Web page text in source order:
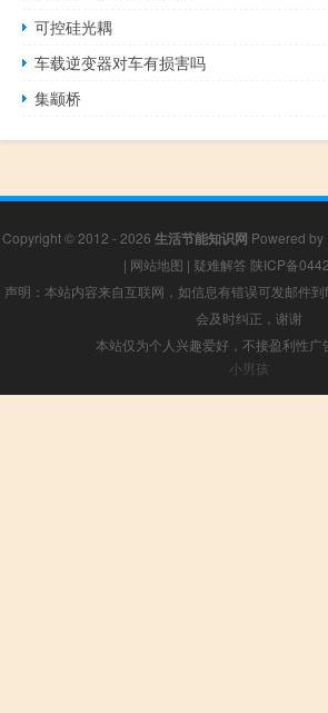
可控硅光耦
车载逆变器对车有损害吗
集颛桥
Copyright © 2012 - 2026 生活节能知识网 Powered by
| 网站地图 | 疑难解答 陕ICP备
声明：本站内容来自互联网，如信息有错误可发邮件
会及时纠正，谢谢
本站仅为个人兴趣爱好，不接盈利性广
小男孩